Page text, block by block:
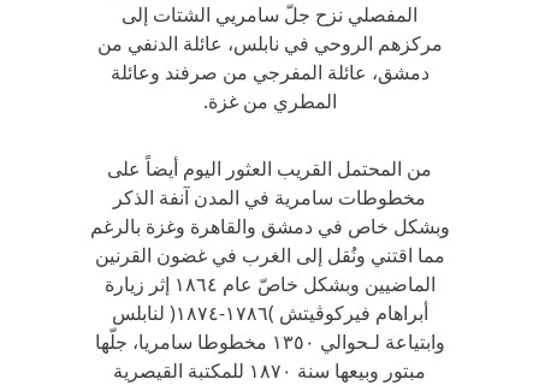
المفصلي نزح جلّ سامريي الشتات إلى
مركزهم الروحي في نابلس، عائلة الدنفي من
دمشق، عائلة المفرجي من صرفند وعائلة
المطري من غزة.
من المحتمل القريب العثور اليوم أيضاً على
مخطوطات سامرية في المدن آنفة الذكر
وبشكل خاص في دمشق والقاهرة وغزة بالرغم
مما اقتني ونُقل إلى الغرب في غضون القرنين
الماضيين وبشكل خاصّ عام ١٨٦٤ إثر زيارة
أبراهام فيركوڤيتش )١٧٨٦-١٨٧٤( لنابلس
وابتياعة لـحوالي ١٣٥٠ مخطوطا سامريا، جلّها
مبتور وبيعها سنة ١٨٧٠ للمكتبة القيصرية